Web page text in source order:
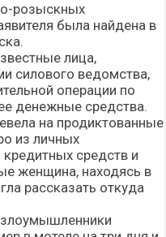
розыскных
была найдена в
лица,
силового ведомства,
операции по
денежные средства.
на продиктованные
из личных
средств и
женщина, находясь в
рассказать откуда